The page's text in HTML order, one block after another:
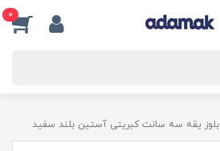
0
بلوز یقه سه سانت کبریتی آستین بلند سفید